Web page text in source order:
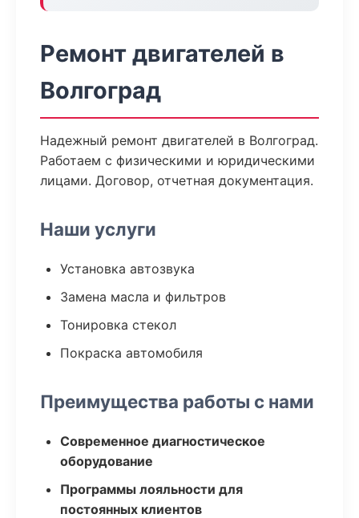
Ремонт двигателей в
Волгоград
Надежный ремонт двигателей в Волгоград.
Работаем с физическими и юридическими
лицами. Договор, отчетная документация.
Наши услуги
Установка автозвука
Замена масла и фильтров
Тонировка стекол
Покраска автомобиля
Преимущества работы с нами
Современное диагностическое
оборудование
Программы лояльности для
постоянных клиентов